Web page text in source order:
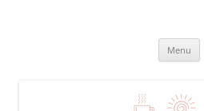
Menu